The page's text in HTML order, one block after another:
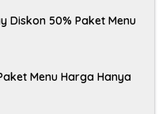
Diskon 50% Paket Menu
Menu Harga Hanya